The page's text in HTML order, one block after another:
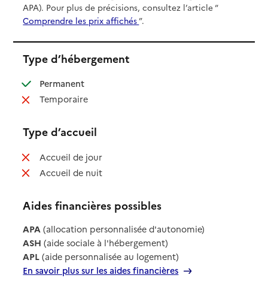
APA). Pour plus de précisions, consultez l’article “
Comprendre les prix affichés”.
Type d’hébergement
Permanent: disponible
Temporaire: non disponible
Type d’accueil
Accueil de jour: non disponible
Accueil de nuit: non disponible
Aides financières possibles
APA (allocation personnalisée d'autonomie)
ASH (aide sociale à l'hébergement)
APL (aide personnalisée au logement)
En savoir plus sur les aides financières